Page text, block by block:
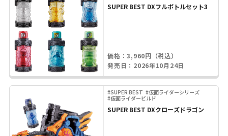
SUPER BEST DXフルボトルセット3
価格：3,960円（税込）
発売日：2026年10月24日
#SUPER BEST #仮面ライダーシリーズ
#仮面ライダービルド
SUPER BEST DXクローズドラゴン